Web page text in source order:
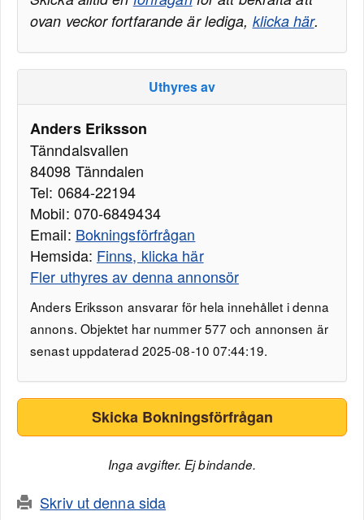
ovan veckor fortfarande är lediga, klicka här.
Uthyres av
Anders Eriksson
Tänndalsvallen
84098 Tänndalen
Tel: 0684-22194
Mobil: 070-6849434
Email: Bokningsförfrågan
Hemsida: Finns, klicka här
Fler uthyres av denna annonsör
Anders Eriksson ansvarar för hela innehållet i denna
annons. Objektet har nummer 577 och annonsen är
senast uppdaterad 2025-08-10 07:44:19.
Skicka Bokningsförfrågan
Inga avgifter. Ej bindande.
Skriv ut denna sida